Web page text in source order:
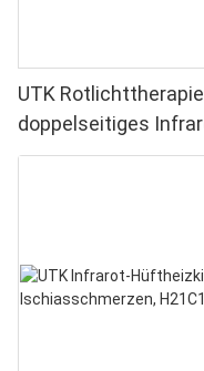
UTK
doppelseitiges
Linderung von